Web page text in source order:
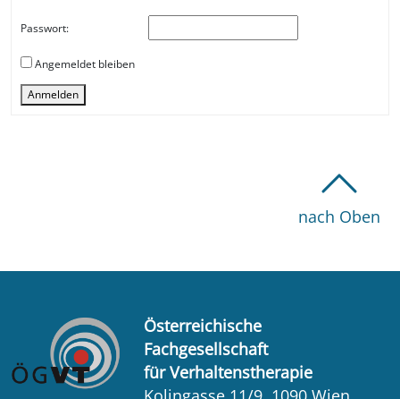
Passwort:
Angemeldet bleiben
Anmelden
nach Oben
Österreichische
Fachgesellschaft
für Verhaltenstherapie